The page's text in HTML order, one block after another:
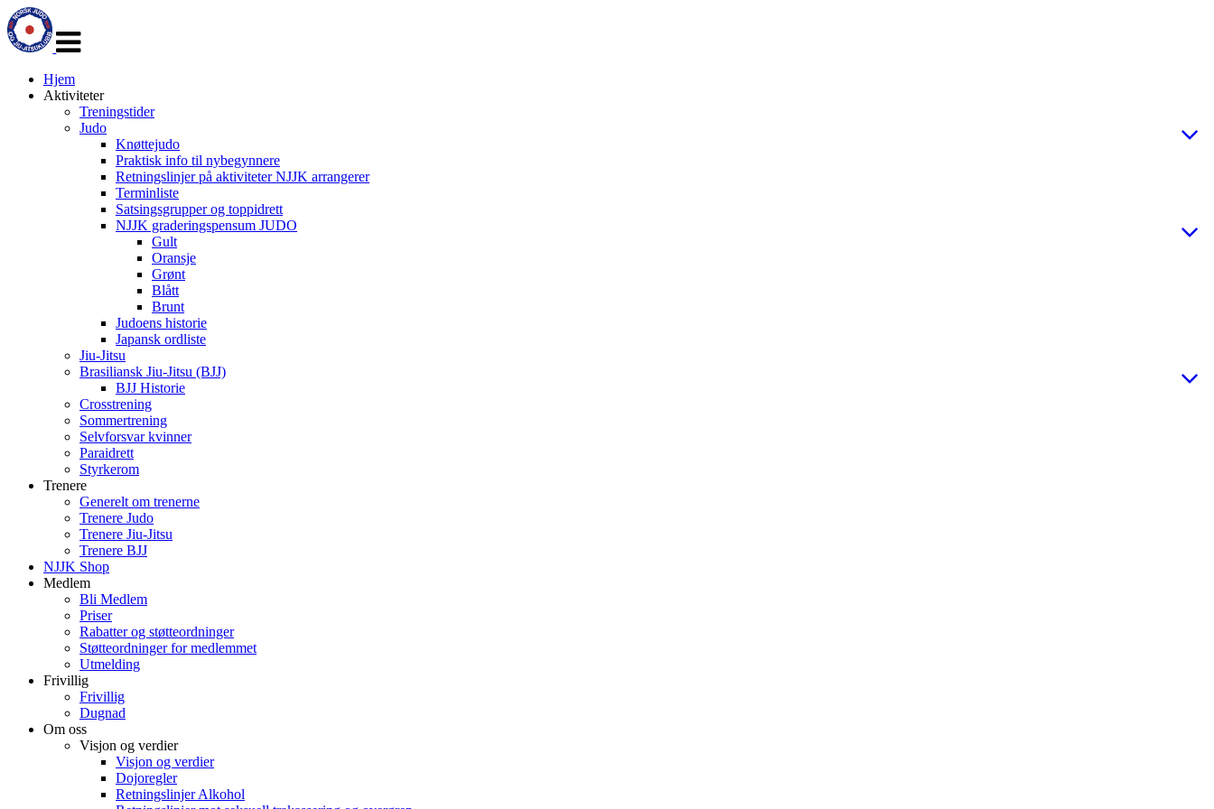
navigasjon
Hjem
Aktiviteter
Treningstider
Judo
Knøttejudo
Praktisk info til nybegynnere
Retningslinjer på aktiviteter NJJK arrangerer
Terminliste
Satsingsgrupper og toppidrett
NJJK graderingspensum JUDO
Gult
Oransje
Grønt
Blått
Brunt
Judoens historie
Japansk ordliste
Jiu-Jitsu
Brasiliansk Jiu-Jitsu (BJJ)
BJJ Historie
Crosstrening
Sommertrening
Selvforsvar kvinner
Paraidrett
Styrkerom
Trenere
Generelt om trenerne
Trenere Judo
Trenere Jiu-Jitsu
Trenere BJJ
NJJK Shop
Medlem
Bli Medlem
Priser
Rabatter og støtteordninger
Støtteordninger for medlemmet
Utmelding
Frivillig
Frivillig
Dugnad
Om oss
Visjon og verdier
Visjon og verdier
Dojoregler
Retningslinjer Alkohol